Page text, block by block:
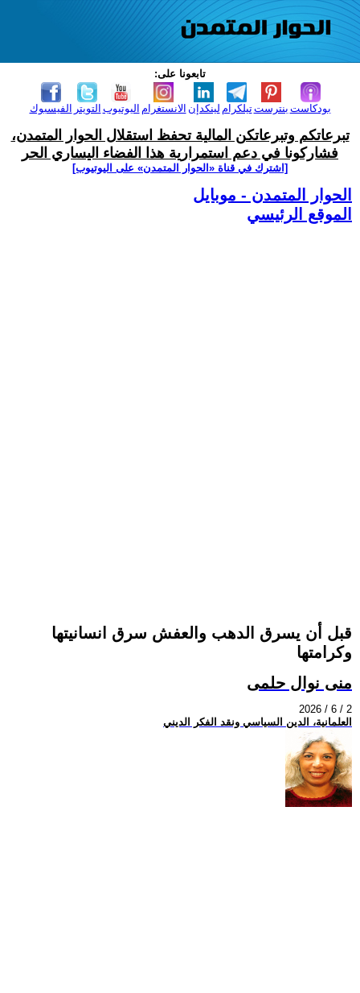
تابعونا على:
الفيسبوك التويتر اليوتيوب الانستغرام لينكدإن تيلكرامبنترست بودكاست
تبرعاتكم وتبرعاتكن المالية تحفظ استقلال الحوار المتمدن،
فشاركونا في دعم استمرارية هذا الفضاء اليساري الحر
[اشترك في قناة ‫«الحوار المتمدن» على اليوتيوب]
الحوار المتمدن - موبايل
الموقع الرئيسي
قبل أن يسرق الدهب والعفش سرق انسانيتها
وكرامتها
منى نوال حلمى
2026 / 6 / 2
العلمانية، الدين السياسي ونقد الفكر الديني